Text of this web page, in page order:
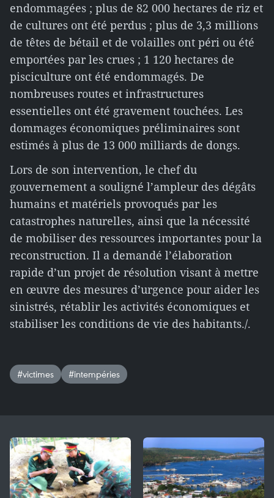
endommagées ; plus de 82 000 hectares de riz et
de cultures ont été perdus ; plus de 3,3 millions
de têtes de bétail et de volailles ont péri ou été
emportées par les crues ; 1 120 hectares de
pisciculture ont été endommagés. De
nombreuses routes et infrastructures
essentielles ont été gravement touchées. Les
dommages économiques préliminaires sont
estimés à plus de 13 000 milliards de dongs.
Lors de son intervention, le chef du
gouvernement a souligné l’ampleur des dégâts
humains et matériels provoqués par les
catastrophes naturelles, ainsi que la nécessité
de mobiliser des ressources importantes pour la
reconstruction. Il a demandé l’élaboration
rapide d’un projet de résolution visant à mettre
en œuvre des mesures d’urgence pour aider les
sinistrés, rétablir les activités économiques et
stabiliser les conditions de vie des habitants./.
#victimes #intempéries